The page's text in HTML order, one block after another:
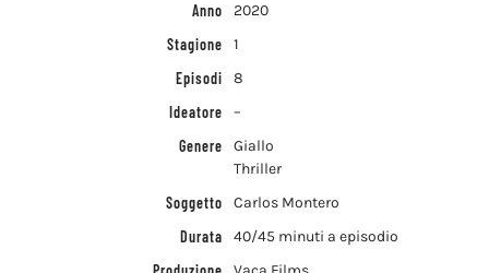
Anno
2020
Stagione
1
Episodi
8
Ideatore
–
Genere
Giallo
Thriller
Soggetto
Carlos Montero
Durata
40/45 minuti a episodio